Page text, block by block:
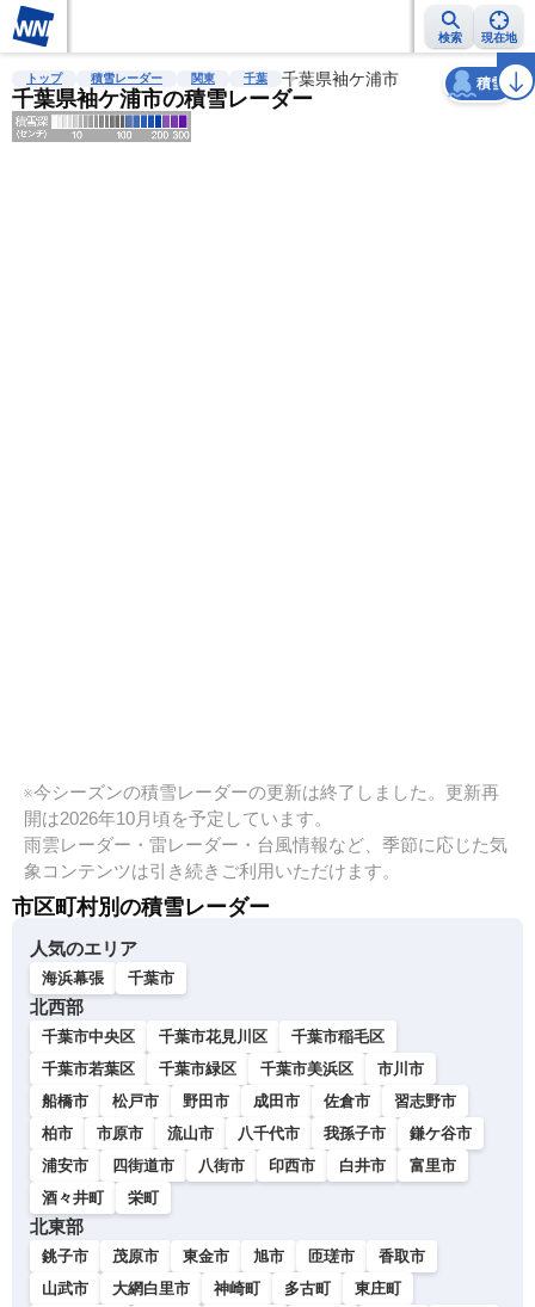
検索 現在地
雨雲レーダー 台風情報 地震情報 警報・注意報 2週間天気 ラ
トップ 積雪レーダー 関東 千葉 千葉県袖ケ浦市
千葉県袖ケ浦市の積雪レーダー
積雪
天気 台風
※今シーズンの積雪レーダーの更新は終了しました。更新再
開は2026年10月頃を予定しています。
雨雲レーダー・雷レーダー・台風情報など、季節に応じた気
象コンテンツは引き続きご利用いただけます。
市区町村別の積雪レーダー
人気のエリア
海浜幕張 千葉市
北西部
千葉市中央区 千葉市花見川区
千葉市稲毛区
千葉市若葉区
千葉市緑区 千葉市美浜区
市川市
船橋市
松戸市 野田市 成田市 佐倉市
習志野市
柏市
市原市 流山市 八千代市 我孫子市
鎌ケ谷市
浦安市
四街道市 八街市 印西市 白井市
富里市
酒々井町
栄町
北東部
銚子市 茂原市 東金市 旭市 匝瑳市
香取市
山武市
大網白里市 神崎町 多古町
東庄町